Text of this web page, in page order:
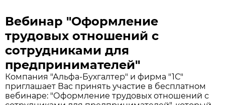
Вебинар "Оформление
трудовых отношений с
сотрудниками для
предпринимателей"
Компания "Альфа-Бухгалтер" и фирма "1С"
приглашает Вас принять участие в бесплатном
вебинаре: "Оформление трудовых отношений с